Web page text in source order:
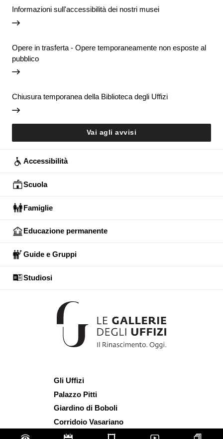
Informazioni sull'accessibilità dei nostri musei
Opere in trasferta - Opere temporaneamente non esposte al
pubblico
Chiusura temporanea della Biblioteca degli Uffizi
Vai agli avvisi
Accessibilità
Scuola
Famiglie
Educazione permanente
Guide e Gruppi
Studiosi
Gli Uffizi
Palazzo Pitti
Giardino di Boboli
Corridoio Vasariano